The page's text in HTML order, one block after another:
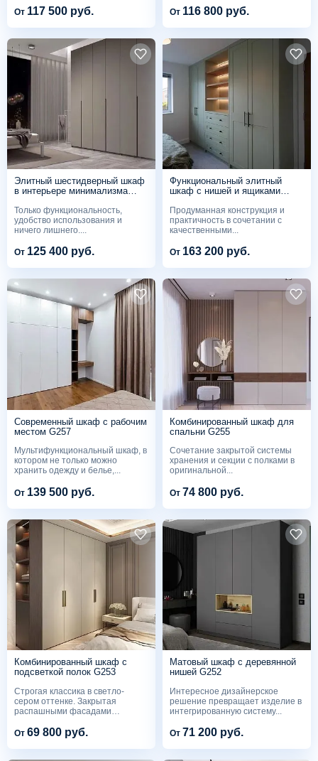
От 117 500 руб. От 116 800 руб.
Элитный шестидверный шкаф
в интерьере минимализма
Только функциональность,
удобство использования и
ничего лишнего....
От 125 400 руб.
Функциональный элитный
шкаф с нишей и ящиками
Продуманная конструкция и
практичность в сочетании с
качественными...
От 163 200 руб.
Современный шкаф с рабочим
местом G257
Мультифункциональный шкаф, в
котором не только можно
хранить одежду и белье,...
От 139 500 руб.
Комбинированный шкаф для
спальни G255
Сочетание закрытой системы
хранения и секции с полками в
оригинальной...
От 74 800 руб.
Комбинированный шкаф с
подсветкой полок G253
Строгая классика в светло-
сером оттенке. Закрытая
распашными фасадами
От 69 800 руб.
Матовый шкаф с деревянной
нишей G252
Интересное дизайнерское
решение превращает изделие в
интегрированную систему...
От 71 200 руб.